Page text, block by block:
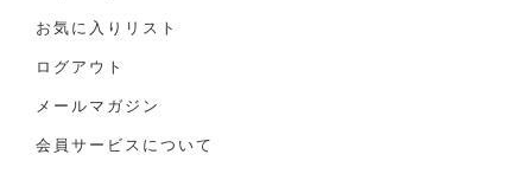
お気に入りリスト
ログアウト
メールマガジン
会員サービスについて